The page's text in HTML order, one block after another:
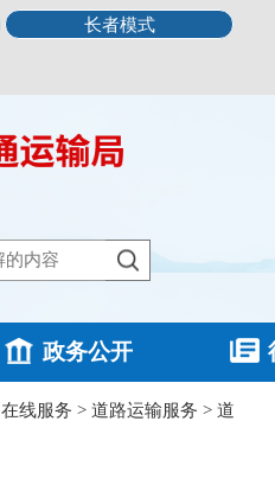
长者模式
政务公开
在线服务 > 道路运输服务 > 道